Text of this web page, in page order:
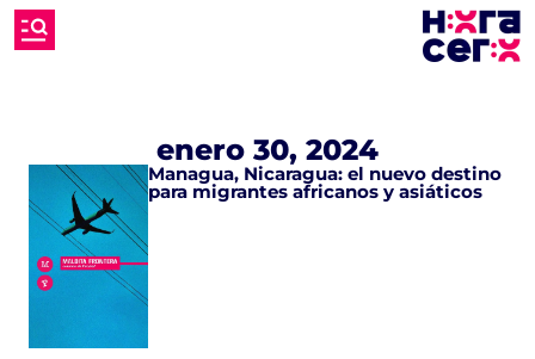
enero 30, 2024
Managua, Nicaragua: el nuevo destino
para migrantes africanos y asiáticos